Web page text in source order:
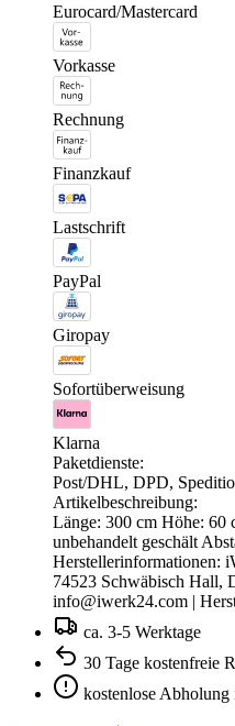
Eurocard/Mastercard
Vorkasse
Rechnung
Finanzkauf
Lastschrift
PayPal
Giropay
Sofortüberweisung
Klarna
Paketdienste:
Post/DHL, DPD,
Artikelbeschreibung:
Länge: 300 cm Höhe: 60
unbehandelt geschält
Herstellerinformationen:
74523 Schwäbisch
info@iwerk24.com |
ca. 3-5 Werktage
30 Tage kostenfreie
kostenlose